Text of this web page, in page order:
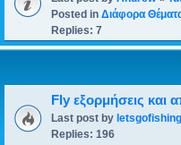
Posted in Διάφορα
Replies: 7
Fly εξορμήσεις και
Last post by letsgofishing
Replies: 196